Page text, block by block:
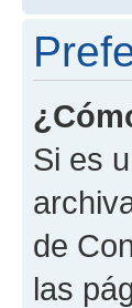
Si es
de
las